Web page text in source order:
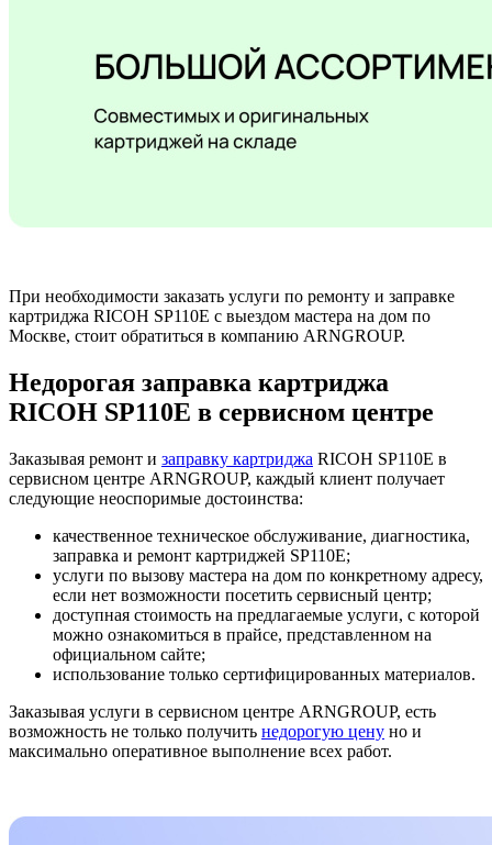
При необходимости заказать услуги по ремонту и заправке
картриджа RICOH SP110E с выездом мастера на дом по
Москве, стоит обратиться в компанию ARNGROUP.
Недорогая заправка картриджа
RICOH SP110E в сервисном центре
Заказывая ремонт и заправку картриджа RICOH SP110E в
сервисном центре ARNGROUP, каждый клиент получает
следующие неоспоримые достоинства:
качественное техническое обслуживание, диагностика,
заправка и ремонт картриджей SP110E;
услуги по вызову мастера на дом по конкретному адресу,
если нет возможности посетить сервисный центр;
доступная стоимость на предлагаемые услуги, с которой
можно ознакомиться в прайсе, представленном на
официальном сайте;
использование только сертифицированных материалов.
Заказывая услуги в сервисном центре ARNGROUP, есть
возможность не только получить недорогую цену но и
максимально оперативное выполнение всех работ.